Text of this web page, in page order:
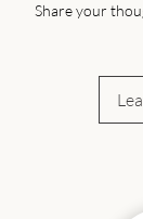
Share your